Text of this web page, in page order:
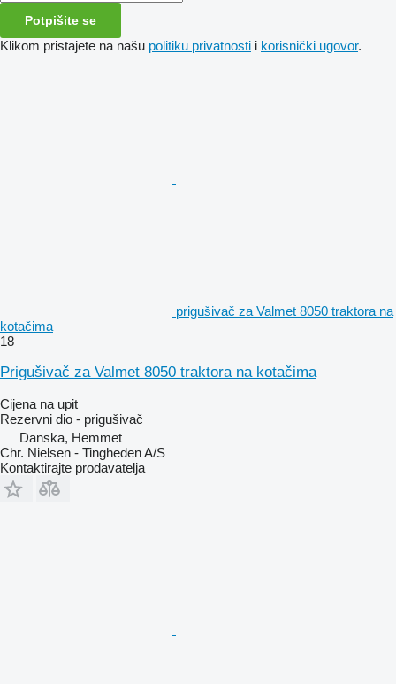
Potpišite se
Klikom pristajete na našu politiku privatnosti i korisnički ugovor.
prigušivač za Valmet 8050 traktora na
kotačima
18
Prigušivač za Valmet 8050 traktora na kotačima
Cijena na upit
Rezervni dio - prigušivač
Danska, Hemmet
Chr. Nielsen - Tingheden A/S
Kontaktirajte prodavatelja